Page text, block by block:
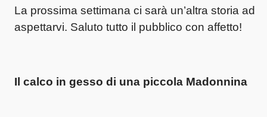
La prossima settimana ci sarà un’altra storia ad
aspettarvi. Saluto tutto il pubblico con affetto!
Il calco in gesso di una piccola Madonnina